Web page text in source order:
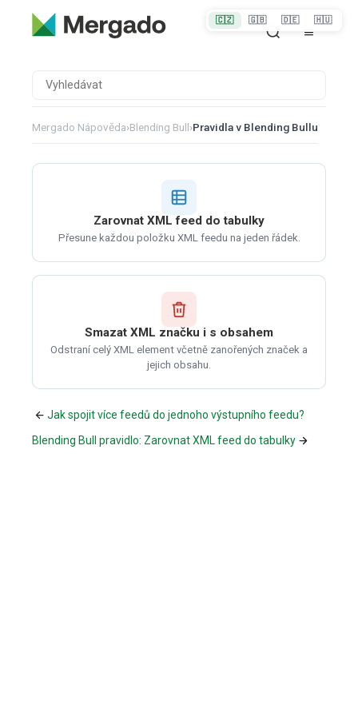
Mergado Nápověda›Blending Bull›Pravidla v Blending Bullu
Zarovnat XML feed do tabulky
Přesune každou položku XML feedu na jeden řádek.
Smazat XML značku i s obsahem
Odstraní celý XML element včetně zanořených značek a
jejich obsahu.
Jak spojit více feedů do jednoho výstupního feedu?
Blending Bull pravidlo: Zarovnat XML feed do tabulky
🇨🇿 🇬🇧 🇩🇪 🇭🇺